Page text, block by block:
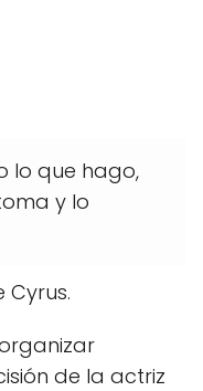
lo que hago,
y lo
de la actriz